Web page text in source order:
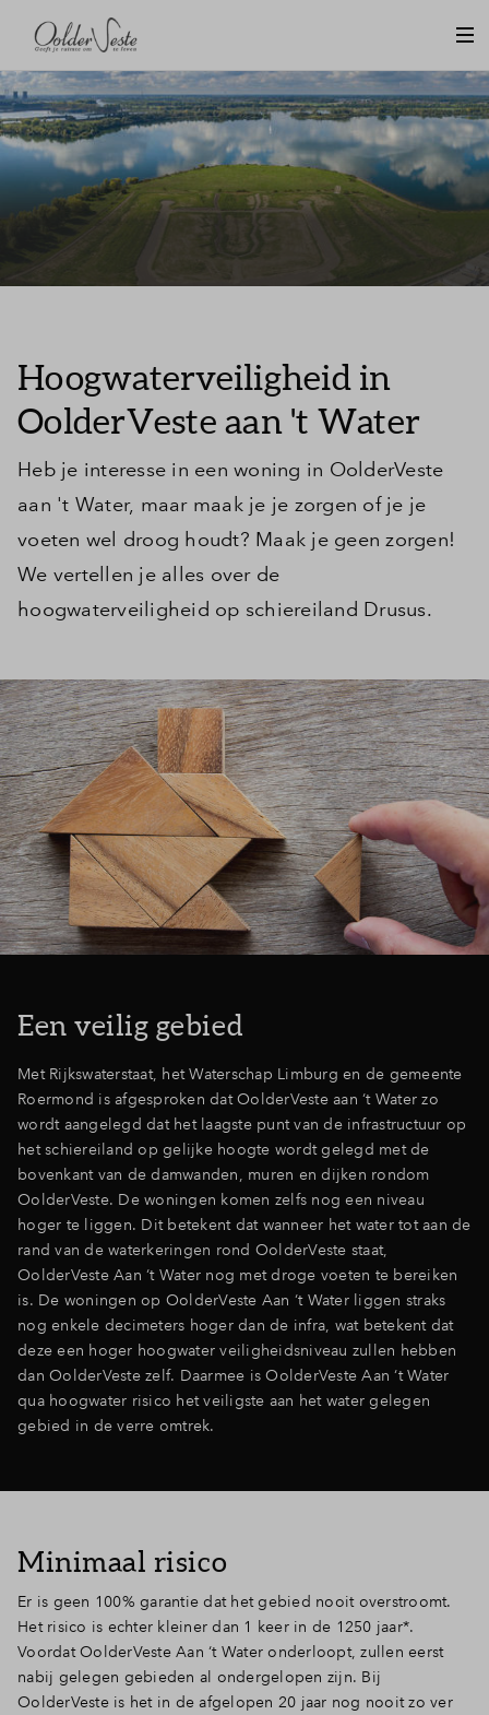
Hoogwaterveiligheid in
OolderVeste aan 't Water
Heb je interesse in een woning in OolderVeste
aan 't Water, maar maak je je zorgen of je je
voeten wel droog houdt? Maak je geen zorgen!
We vertellen je alles over de
hoogwaterveiligheid op schiereiland Drusus.
Een veilig gebied
Met Rijkswaterstaat, het Waterschap Limburg en de gemeente
Roermond is afgesproken dat OolderVeste aan ‘t Water zo
wordt aangelegd dat het laagste punt van de infrastructuur op
het schiereiland op gelijke hoogte wordt gelegd met de
bovenkant van de damwanden, muren en dijken rondom
OolderVeste. De woningen komen zelfs nog een niveau
hoger te liggen. Dit betekent dat wanneer het water tot aan de
rand van de waterkeringen rond OolderVeste staat,
OolderVeste Aan ‘t Water nog met droge voeten te bereiken
is. De woningen op OolderVeste Aan ‘t Water liggen straks
nog enkele decimeters hoger dan de infra, wat betekent dat
deze een hoger hoogwater veiligheidsniveau zullen hebben
dan OolderVeste zelf. Daarmee is OolderVeste Aan ‘t Water
qua hoogwater risico het veiligste aan het water gelegen
gebied in de verre omtrek.
Minimaal risico
Er is geen 100% garantie dat het gebied nooit overstroomt.
Het risico is echter kleiner dan 1 keer in de 1250 jaar*.
Voordat OolderVeste Aan ‘t Water onderloopt, zullen eerst
nabij gelegen gebieden al ondergelopen zijn. Bij
OolderVeste is het in de afgelopen 20 jaar nog nooit zo ver